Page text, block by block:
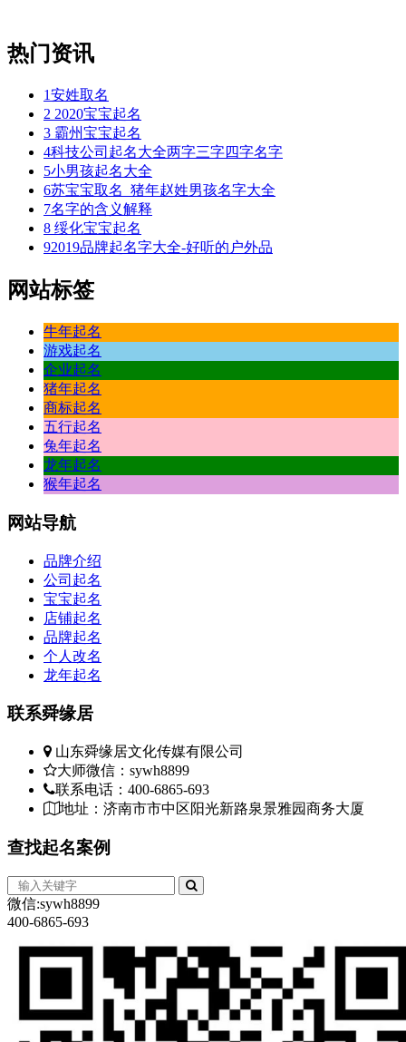
热门资讯
1安姓取名
2 2020宝宝起名
3 霸州宝宝起名
4科技公司起名大全两字三字四字名字
5小男孩起名大全
6苏宝宝取名_猪年赵姓男孩名字大全
7名字的含义解释
8 绥化宝宝起名
92019品牌起名字大全-好听的户外品
网站标签
牛年起名
游戏起名
企业起名
猪年起名
商标起名
五行起名
兔年起名
龙年起名
猴年起名
网站导航
品牌介绍
公司起名
宝宝起名
店铺起名
品牌起名
个人改名
龙年起名
联系舜缘居
山东舜缘居文化传媒有限公司
大师微信：sywh8899
联系电话：400-6865-693
地址：济南市市中区阳光新路泉景雅园商务大厦
查找起名案例
微信:sywh8899
400-6865-693